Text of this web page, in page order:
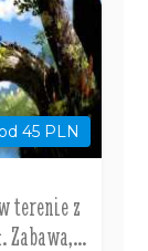
od 45 PLN
terenie z
Zabawa,